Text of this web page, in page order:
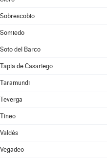
Sobrescobio
Somiedo
Soto del Barco
Tapia de Casariego
Taramundi
Teverga
Tineo
Valdés
Vegadeo